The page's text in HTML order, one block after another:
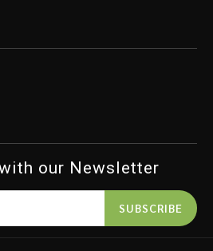
our Newsletter
SUBSCRIBE